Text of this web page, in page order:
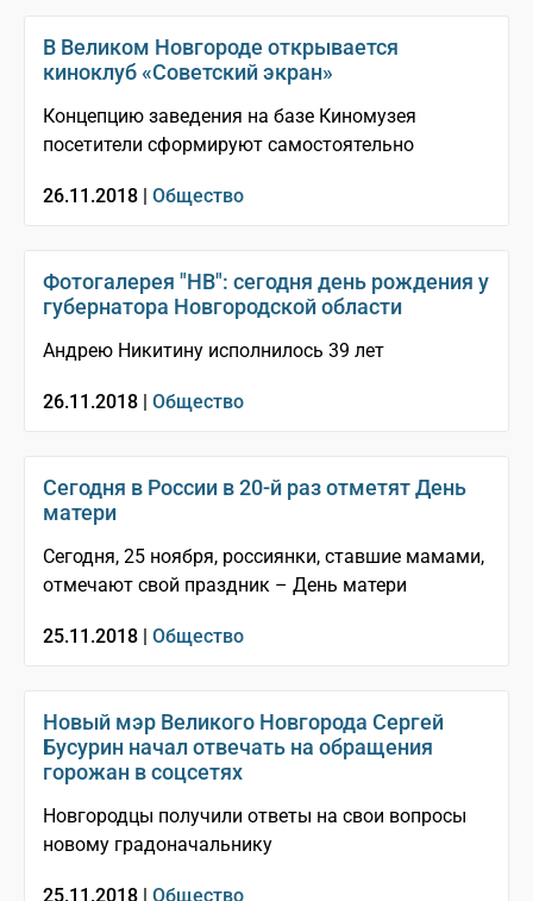
В Великом Новгороде открывается
киноклуб «Советский экран»
Концепцию заведения на базе Киномузея
посетители сформируют самостоятельно
26.11.2018 | Общество
Фотогалерея "НВ": сегодня день рождения у
губернатора Новгородской области
Андрею Никитину исполнилось 39 лет
26.11.2018 | Общество
Сегодня в России в 20-й раз отметят День
матери
Сегодня, 25 ноября, россиянки, ставшие мамами,
отмечают свой праздник – День матери
25.11.2018 | Общество
Новый мэр Великого Новгорода Сергей
Бусурин начал отвечать на обращения
горожан в соцсетях
Новгородцы получили ответы на свои вопросы
новому градоначальнику
25.11.2018 | Общество